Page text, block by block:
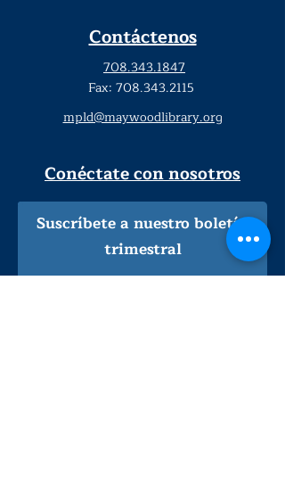
Contáctenos
708.343.1847
Fax: 708.343.2115
mpld@maywoodlibrary.org
Conéctate con nosotros
Suscríbete a nuestro boletín
trimestral